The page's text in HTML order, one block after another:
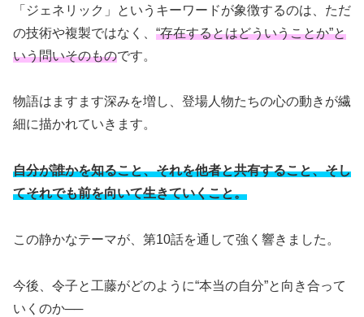
「ジェネリック」というキーワードが象徴するのは、ただ
の技術や複製ではなく、 “存在するとはどういうことか”と
いう問いそのものです。
物語はますます深みを増し、登場人物たちの心の動きが繊
細に描かれていきます。
自分が誰かを知ること、それを他者と共有すること、そし
てそれでも前を向いて生きていくこと。
この静かなテーマが、第10話を通して強く響きました。
今後、令子と工藤がどのように“本当の自分”と向き合って
いくのか──